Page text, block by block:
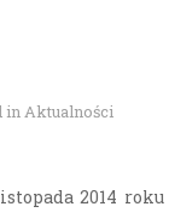
inAktualności
2014 roku